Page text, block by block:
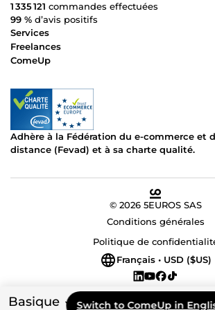
Basique Switch to ComeUp in
1 335 121 commandes effectuées
99 % d’avis positifs
Services
Freelances
ComeUp
Adhère à la Fédération du e-commerce et
distance (Fevad) et à sa charte qualité.
© 2026 5EUROS SAS
Conditions générales
Politique de
Français • USD ($US)